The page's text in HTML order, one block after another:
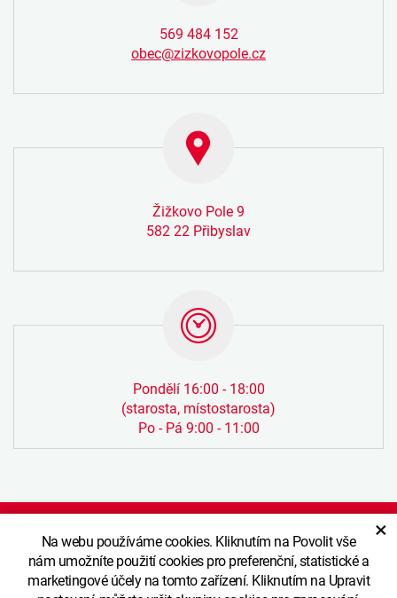
Na webu používáme cookies. Kliknutím na Povolit vše
nám umožníte použití cookies pro preferenční, statistické a
marketingové účely na tomto zařízení. Kliknutím na Upravit
×
569 484 152
obec@zizkovopole.cz
Žižkovo Pole 9
582 22 Přibyslav
Pondělí 16:00 - 18:00
(starosta, místostarosta)
Po - Pá 9:00 - 11:00
Vypnout grafiku
GDPR